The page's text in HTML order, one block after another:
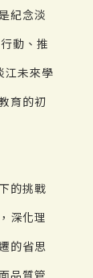
紀念淡
動、推
江未來學
育的初
的挑戰
深化理
的省思
品質管